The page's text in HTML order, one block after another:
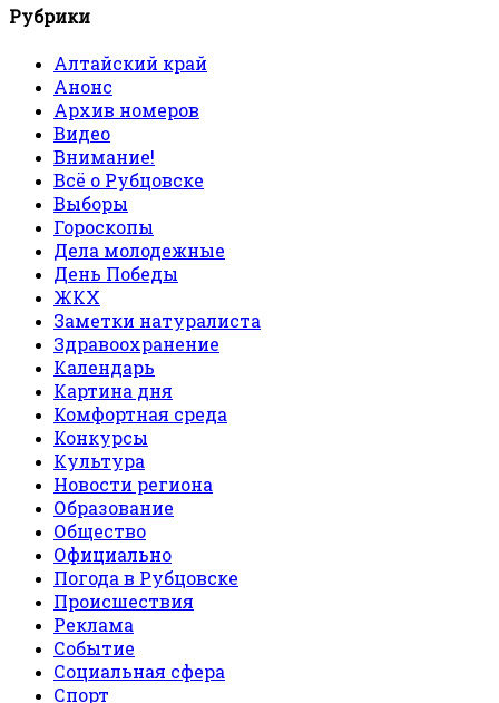
Рубрики
Алтайский край
Анонс
Архив номеров
Видео
Внимание!
Всё о Рубцовске
Выборы
Гороскопы
Дела молодежные
День Победы
ЖКХ
Заметки натуралиста
Здравоохранение
Календарь
Картина дня
Комфортная среда
Конкурсы
Культура
Новости региона
Образование
Общество
Официально
Погода в Рубцовске
Происшествия
Реклама
Событие
Социальная сфера
Спорт